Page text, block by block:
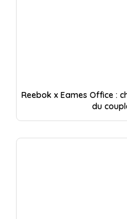
Reebok x Eames Office :
du